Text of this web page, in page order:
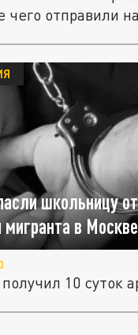
чего отправили
школьницу от
мигранта в Москве
10 суток